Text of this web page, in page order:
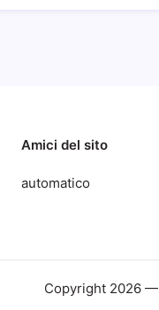
Amici del sito
automatico
Copyright 2026 —